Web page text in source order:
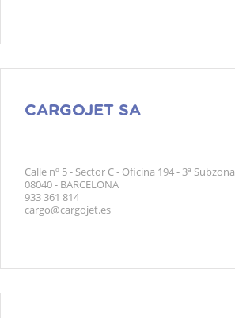
CARGOJET SA
Calle nº 5 - Sector C - Oficina 194 - 3ª Subzona
08040 - BARCELONA
933 361 814
cargo@cargojet.es